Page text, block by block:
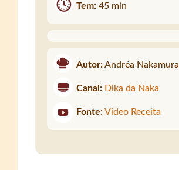
Tem:45 min
Autor:Andréa Nakamura
Canal: Dika da Naka
Fonte: Vídeo Receita